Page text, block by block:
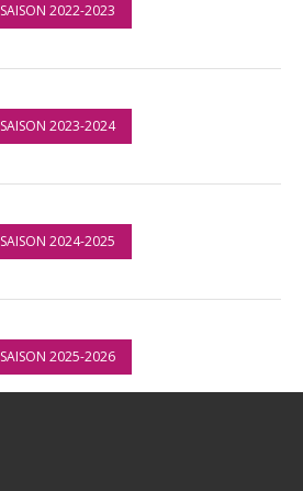
SAISON 2022-2023
SAISON 2023-2024
SAISON 2024-2025
SAISON 2025-2026